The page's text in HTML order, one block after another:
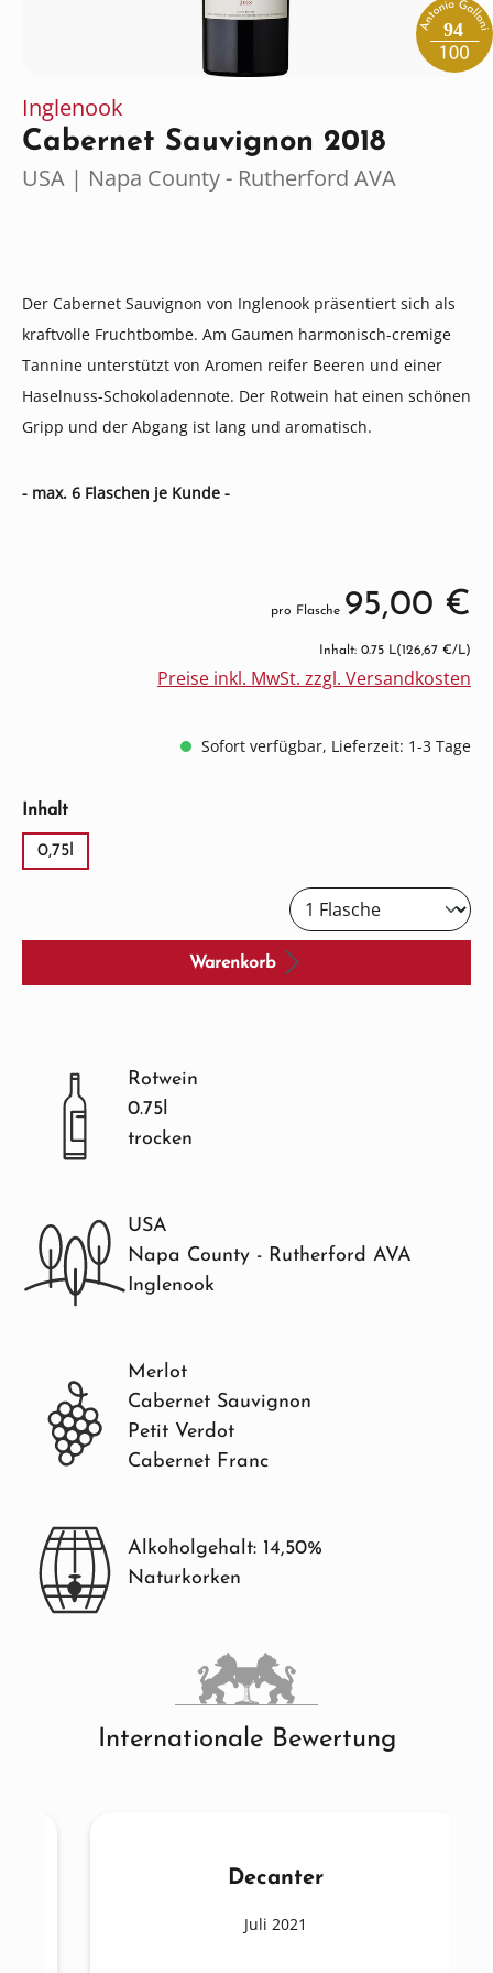
94
Inglenook
Cabernet Sauvignon 2018
USA | Napa County - Rutherford AVA
Der Cabernet Sauvignon von Inglenook präsentiert sich als
kraftvolle Fruchtbombe. Am Gaumen harmonisch-cremige
Tannine unterstützt von Aromen reifer Beeren und einer
Haselnuss-Schokoladennote. Der Rotwein hat einen schönen
Gripp und der Abgang ist lang und aromatisch.
- max. 6 Flaschen je Kunde -
pro Flasche 95,00 €
Inhalt: 0.75 L(126,67 €/L)
Preise inkl. MwSt. zzgl. Versandkosten
Sofort verfügbar, Lieferzeit: 1-3 Tage
Inhaltauswählen
0,75l
Warenkorb
Rotwein
0.75l
trocken
USA
Napa County - Rutherford AVA
Inglenook
Merlot
Cabernet Sauvignon
Petit Verdot
Cabernet Franc
Alkoholgehalt: 14,50%
Naturkorken
Internationale Bewertung
Decanter
Juli 2021